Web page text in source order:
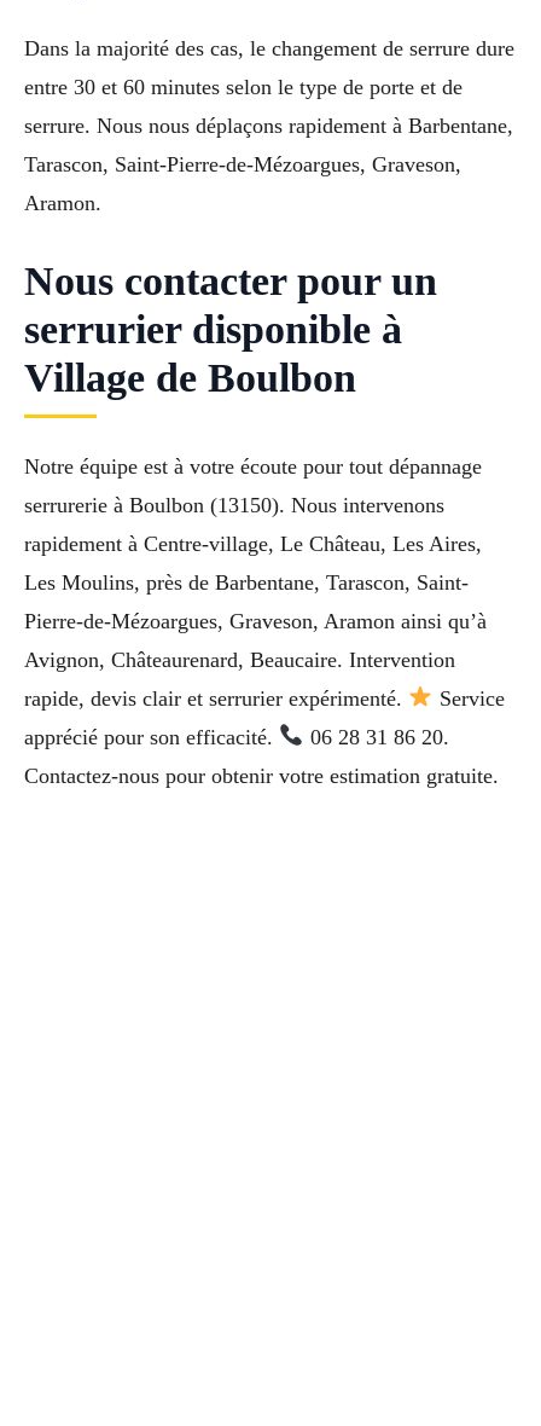
Dans la majorité des cas, le changement de serrure dure
entre 30 et 60 minutes selon le type de porte et de
serrure. Nous nous déplaçons rapidement à Barbentane,
Tarascon, Saint-Pierre-de-Mézoargues, Graveson,
Aramon.
Nous contacter pour un
serrurier disponible à
Village de Boulbon
Notre équipe est à votre écoute pour tout dépannage
serrurerie à Boulbon (13150). Nous intervenons
rapidement à Centre-village, Le Château, Les Aires,
Les Moulins, près de Barbentane, Tarascon, Saint-
Pierre-de-Mézoargues, Graveson, Aramon ainsi qu’à
Avignon, Châteaurenard, Beaucaire. Intervention
rapide, devis clair et serrurier expérimenté.
Service
apprécié pour son efficacité.
06 28 31 86 20.
Contactez-nous pour obtenir votre estimation gratuite.